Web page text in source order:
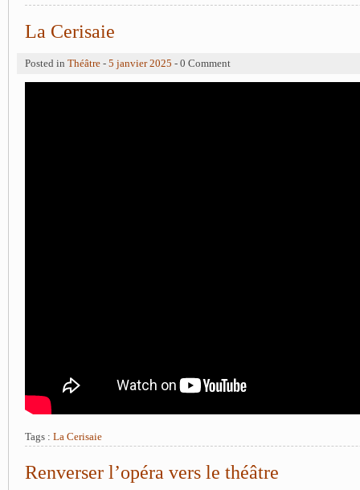
La Cerisaie
Posted in Théâtre - 5 janvier 2025 - 0 Comment
Tags : La Cerisaie
Renverser l’opéra vers le théâtre